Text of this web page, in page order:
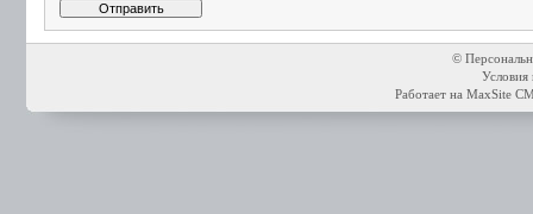
©
Условия
Работает на MaxSite